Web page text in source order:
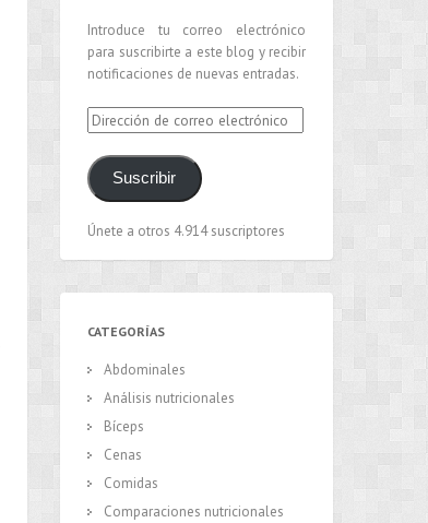
Introduce tu correo electrónico
para suscribirte a este blog y recibir
notificaciones de nuevas entradas.
Dirección
de
correo
electrónico
Suscribir
Únete a otros 4.914 suscriptores
CATEGORÍAS
Abdominales
Análisis nutricionales
Bíceps
Cenas
Comidas
Comparaciones nutricionales